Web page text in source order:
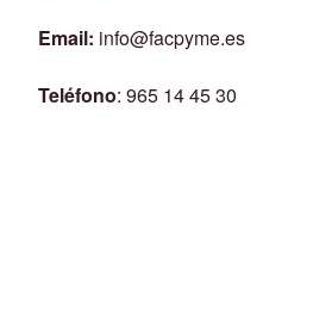
Email: info@facpyme.es
Teléfono: 965 14 45 30